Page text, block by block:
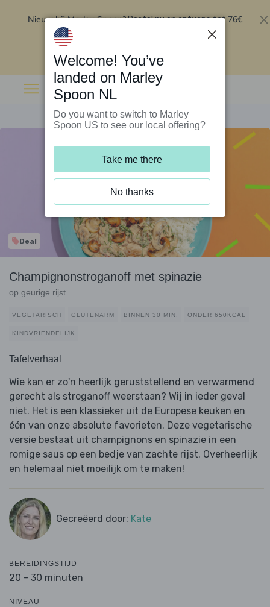
Nieuw bij Marley Spoon?Bestel nu en ontvang tot 76€
Deal
Champignonstroganoff met spinazie
op geurige rijst
VEGETARISCH GLUTENARM BINNEN 30 MIN. ONDER 650KCAL
KINDVRIENDELIJK
Tafelverhaal
Wie kan er zo'n heerlijk geruststellend en verwarmend
gerecht als stroganoff weerstaan? Wij in ieder geval
niet. Het is een klassieker uit de Europese keuken en
één van onze absolute favorieten. Deze vegetarische
versie bestaat uit champignons en spinazie in een
romige saus op een bedje van zachte rijst. Overheerlijk
en helemaal niet moeilijk om te maken!
Gecreëerd door: Kate
BEREIDINGSTIJD
20 - 30 minuten
NIVEAU
Welcome! You’ve
landed on Marley
Spoon NL
Do you want to switch to Marley
Spoon US to see our local offering?
Take me there
No thanks